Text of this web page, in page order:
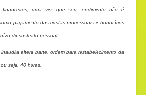
financeiros, uma vez que seu rendimento não é
pagamento das custas processuais e honorários
do sustento pessoal.
inaudita altera parte, ordem para restabelecimento da
seja, 40 horas.